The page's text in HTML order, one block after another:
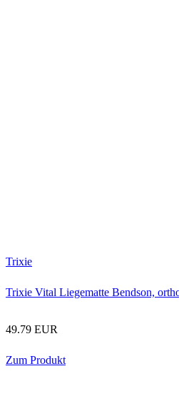
Trixie
Trixie Vital Liegematte Bendson,
49.79 EUR
Zum Produkt